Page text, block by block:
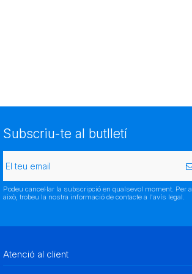
Subscriu-te al butlletí
Podeu cancel·lar la subscripció en qualsevol moment. Per a
això, trobeu la nostra informació de contacte a l'avís legal.
Atenció al client